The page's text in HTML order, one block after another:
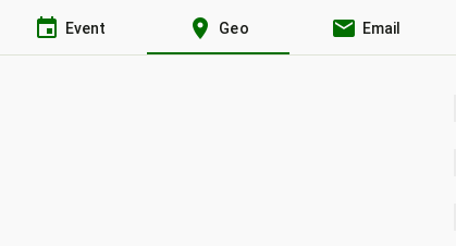
event Event location_on Geo email Email